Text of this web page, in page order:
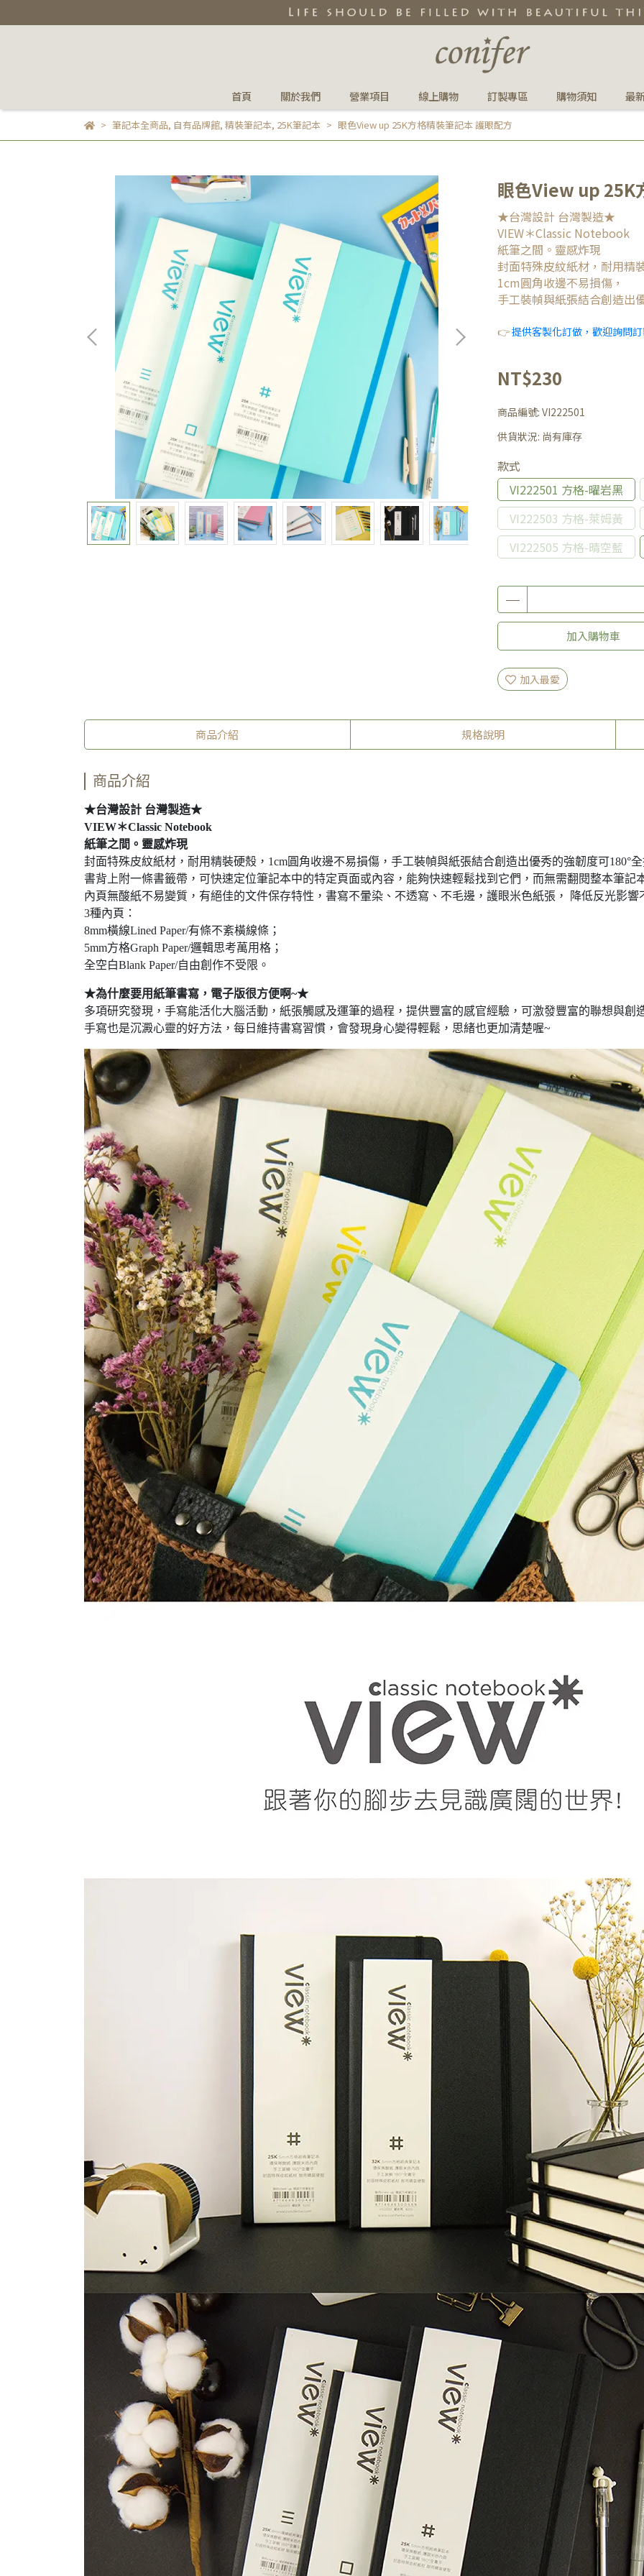
首頁 關於我們 營業項目 線上購物 訂製專區 購物須知 最
筆記本全商品, 自有品牌館, 精裝筆記本, 25K筆記本 眼色View up 25K方格精裝筆記本 護眼配方
眼色View up 25K
★台灣設計 台灣製造★
VIEW＊Classic Notebook
紙筆之間。靈感炸現
封面特殊皮紋紙材，耐用精
1cm圓角收邊不易損傷，
手工裝幀與紙張結合創造出
👉提供客製化訂做，歡迎詢問
NT$230
商品編號: VI222501
供貨狀況: 尚有庫存
款式
VI222501 方格-曜岩黑
VI222503 方格-萊姆黃
VI222505 方格-晴空藍
加入購物車
加入最愛
商品介紹 規格說明
商品介紹
★台灣設計 台灣製造★
VIEW＊Classic Notebook
紙筆之間。靈感炸現
封面特殊皮紋紙材，耐用精裝硬殼，1cm圓角收邊不易損傷，手工裝幀與紙張結合創造出優秀的強韌度可180°
書背上附一條書籤帶，可快速定位筆記本中的特定頁面或內容，能夠快速輕鬆找到它們，而無需翻閱整本筆記
內頁無酸紙不易變質，有絕佳的文件保存特性，書寫不暈染、不透寫、不毛邊，護眼米色紙張， 降低反光影響
3種內頁：
8mm橫線Lined Paper/有條不紊橫線條；
5mm方格Graph Paper/邏輯思考萬用格；
全空白Blank Paper/自由創作不受限。
★為什麼要用紙筆書寫，電子版很方便啊~★
多項研究發現，手寫能活化大腦活動，紙張觸感及運筆的過程，提供豐富的感官經驗，可激發豐富的聯想與創
手寫也是沉澱心靈的好方法，每日維持書寫習慣，會發現身心變得輕鬆，思緒也更加清楚喔~